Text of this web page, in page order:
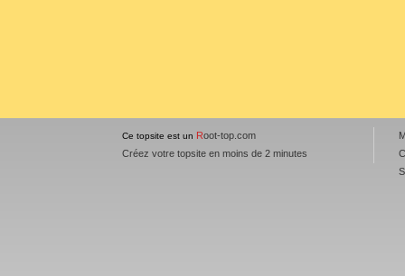
Ce topsite est un Root-top.com
Créez votre topsite en moins de 2 minutes